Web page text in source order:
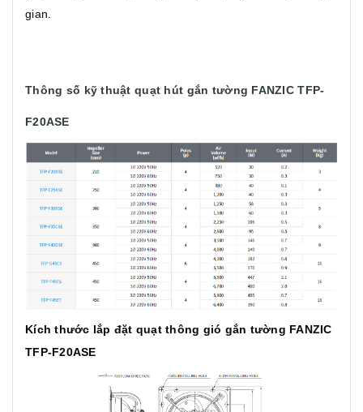
gian.
Thông số kỹ thuật quạt hút gắn tường FANZIC TFP-
F20ASE
Kích thước lắp đặt quạt thông gió gắn tường FANZIC
TFP-F20ASE